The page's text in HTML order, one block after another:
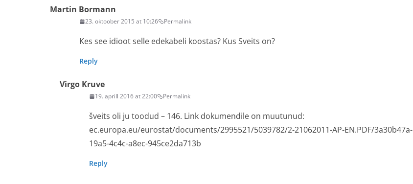
Martin Bormann
23. oktoober 2015 at 10:26 Permalink
Kes see idioot selle edekabeli koostas? Kus Sveits on?
Reply
Virgo Kruve
19. aprill 2016 at 22:00 Permalink
šveits oli ju toodud – 146. Link dokumendile on muutunud:
ec.europa.eu/eurostat/documents/2995521/5039782/2-21062011-AP-EN.PDF/3a30b47a-
19a5-4c4c-a8ec-945ce2da713b
Reply